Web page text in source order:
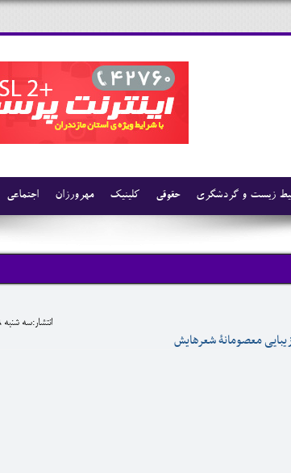
اجتماعی مهرورزان کلینیک حقوقی زیست و گردشگری
انتشار:سه شنبه 9 دی 1404-8:26
معصومانۀ شعرهایش